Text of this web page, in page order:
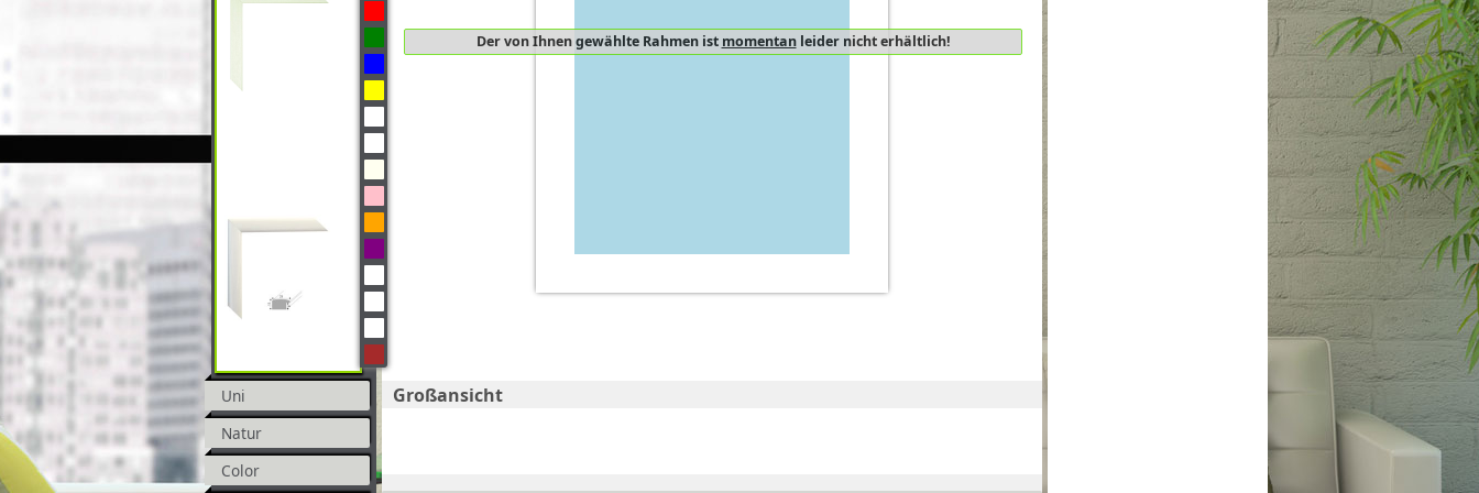
Uni
Natur
Color
Der von Ihnen gewählte Rahmen ist momentanleider nicht erhältlich!
Großansicht